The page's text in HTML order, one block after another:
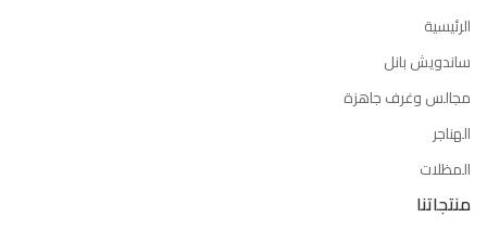
الرئيسية
ساندويش بانل
مجالس وغرف جاهزة
الهناجر
المظلات
منتجاتنا